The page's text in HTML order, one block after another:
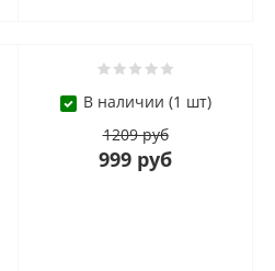
В наличии (1 шт)
1209 руб
999 руб